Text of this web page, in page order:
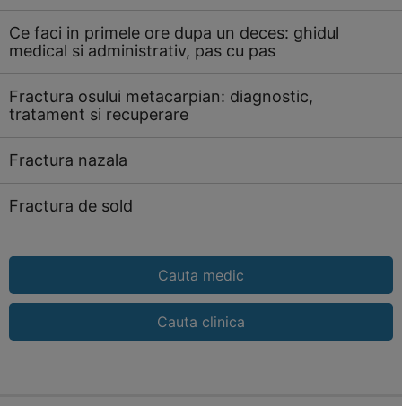
Ce faci in primele ore dupa un deces: ghidul
medical si administrativ, pas cu pas
Fractura osului metacarpian: diagnostic,
tratament si recuperare
Fractura nazala
Fractura de sold
Cauta medic
Cauta clinica